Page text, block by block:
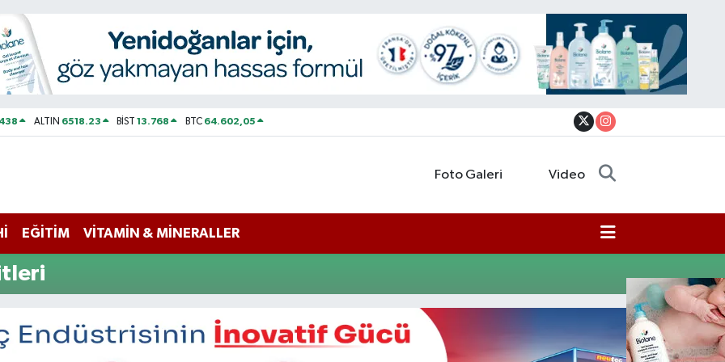
ALTIN 6518.23 BİST13.768 BTC 64.602,05
Foto Galeri Video
EĞİTİM VİTAMİN & MİNERALLER